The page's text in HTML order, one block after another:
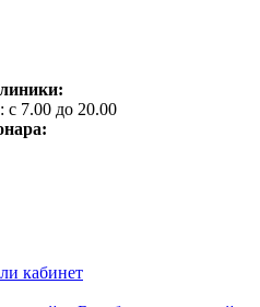
с 7.00 до 20.00
кабинет